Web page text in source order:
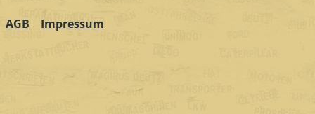
AGB Impressum